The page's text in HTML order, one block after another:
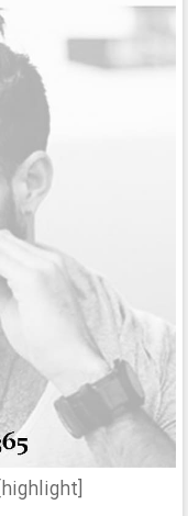
[highlight]عکس اسم امید[/highlight]